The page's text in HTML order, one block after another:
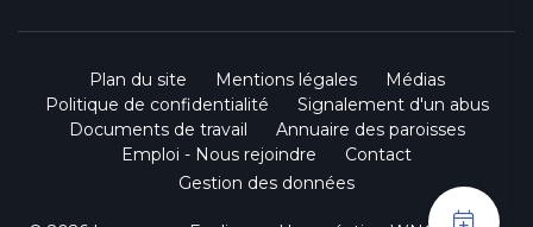
Plan du site Mentions légales
Médias
Politique de confidentialité
Signalement d'un abus
Documents de travail
Annuaire des paroisses
Emploi - Nous rejoindre
Contact
Gestion des données